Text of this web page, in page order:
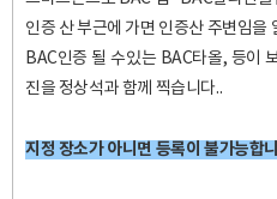
인증 산 부근에 가면 인증산 주변임을
BAC인증 될 수있는 BAC타올, 등이
진을 정상석과 함께 찍습니다..
지정 장소가 아니면 등록이 불가능합